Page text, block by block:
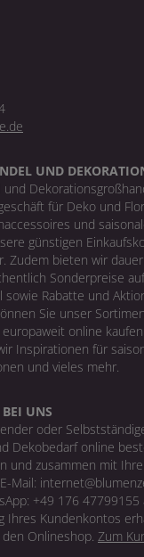
UND
und
für Deko und
und
günstigen
Zudem bieten wir
Sonderpreise
Rabatte und
Sie unser
online
Inspirationen für
und vieles mehr.
UNS
oder
Dekobedarf online
und zusammen mit
Mail:
+49 176 47799155
Ihres Kundenkontos
Onlineshop. Zum